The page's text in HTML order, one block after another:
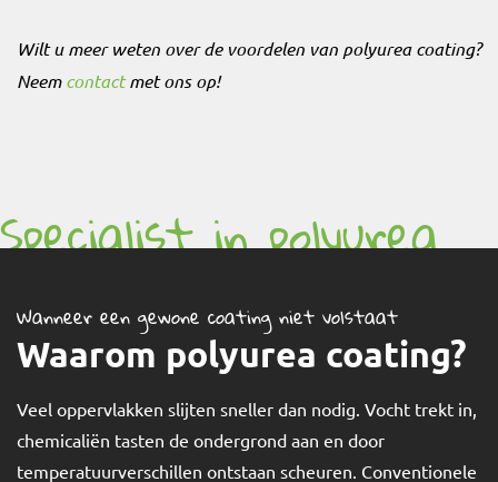
Wilt u meer weten over de voordelen van polyurea coating?
Neemcontactmet ons op!
Specialist in polyurea
hotspray
Wanneer een gewone coating niet volstaat
Waarom polyurea coating?
Veel oppervlakken slijten sneller dan nodig. Vocht trekt in,
chemicaliën tasten de ondergrond aan en door
temperatuurverschillen ontstaan scheuren. Conventionele